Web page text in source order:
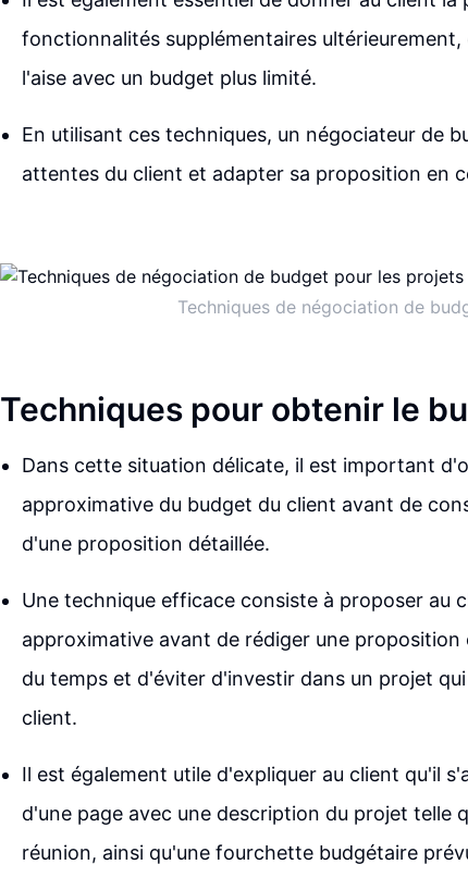
fonctionnalités supplémentaires ultérieurement,
l'aise avec un budget plus limité.
En utilisant ces techniques, un négociateur de
attentes du client et adapter sa proposition en
Techniques de négociation de
Techniques pour obtenir le
Dans cette situation délicate, il est important
approximative du budget du client avant de
d'une proposition détaillée.
Une technique efficace consiste à proposer au
approximative avant de rédiger une
du temps et d'éviter d'investir dans un projet
client.
Il est également utile d'expliquer au client qu'il
d'une page avec une description du projet telle
réunion, ainsi qu'une fourchette budgétaire